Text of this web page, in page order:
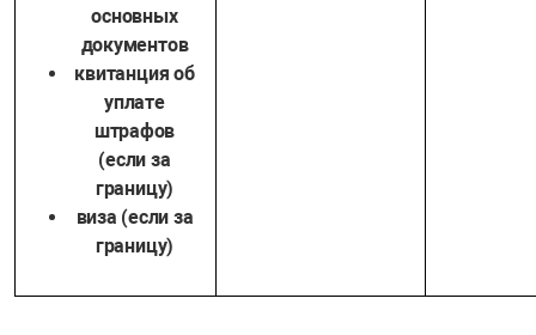
основных
документов
квитанция об
уплате
штрафов
(если за
границу)
виза (если за
границу)